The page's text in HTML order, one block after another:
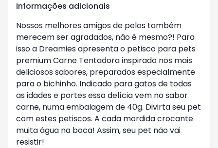
Informações adicionais
Nossos melhores amigos de pelos também
merecem ser agradados, não é mesmo?! Para
isso a Dreamies apresenta o petisco para pets
premium Carne Tentadora inspirado nos mais
deliciosos sabores, preparados especialmente
para o bichinho. Indicado para gatos de todas
as idades e portes essa delícia vem no sabor
carne, numa embalagem de 40g. Divirta seu pet
com estes petiscos. A cada mordida crocante
muita água na boca! Assim, seu pet não vai
resistir!